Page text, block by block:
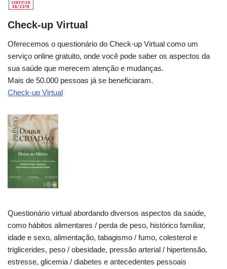
Check-up Virtual
Oferecemos o questionário do Check-up Virtual como um
serviço online gratuito, onde você pode saber os aspectos da
sua saúde que merecem atenção e mudanças.
Mais de 50.000 pessoas já se beneficiaram.
Check-up Virtual
Questionário virtual abordando diversos aspectos da saúde,
como hábitos alimentares / perda de peso, histórico familiar,
idade e sexo, alimentação, tabagismo / fumo, colesterol e
triglicerides, peso / obesidade, pressão arterial / hipertensão,
estresse, glicemia / diabetes e antecedentes pessoais